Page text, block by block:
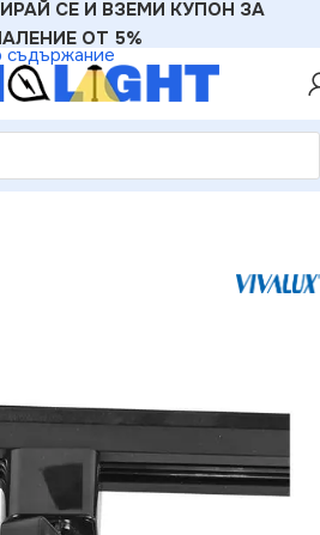
съдържание
СЕ И ВЗЕМИ КУПОН ЗА
ОТ 5%
монтаж BEAT TL902 GU10 черен